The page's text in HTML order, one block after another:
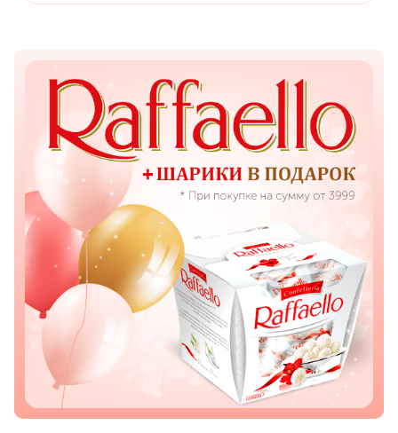
Цветы сестре
Показать еще
Цветы
Подсолнухи
Лизиантусы
Хризантемы
Лилии
Орхидеи